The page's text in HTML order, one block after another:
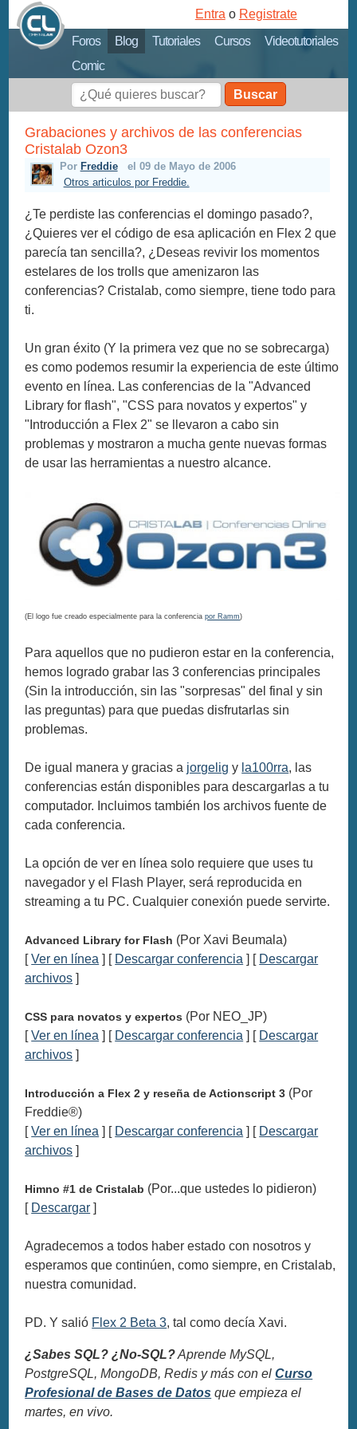
Foros Blog Tutoriales Cursos
Videotutoriales
Comic
Entra o Registrate
Buscar
Grabaciones y archivos de las conferencias
Cristalab Ozon3
Por Freddie
el 09 de Mayo de 2006
Otros articulos por Freddie.
¿Te perdiste las conferencias el domingo pasado?,
¿Quieres ver el código de esa aplicación en Flex 2 que
parecía tan sencilla?, ¿Deseas revivir los momentos
estelares de los trolls que amenizaron las
conferencias? Cristalab, como siempre, tiene todo para
ti.
Un gran éxito (Y la primera vez que no se sobrecarga)
es como podemos resumir la experiencia de este último
evento en línea. Las conferencias de la "Advanced
Library for flash", "CSS para novatos y expertos" y
"Introducción a Flex 2" se llevaron a cabo sin
problemas y mostraron a mucha gente nuevas formas
de usar las herramientas a nuestro alcance.
(El logo fue creado especialmente para la conferenciapor Ramm)
Para aquellos que no pudieron estar en la conferencia,
hemos logrado grabar las 3 conferencias principales
(Sin la introducción, sin las "sorpresas" del final y sin
las preguntas) para que puedas disfrutarlas sin
problemas.
De igual manera y gracias a jorgelig y la100rra, las
conferencias están disponibles para descargarlas a tu
computador. Incluimos también los archivos fuente de
cada conferencia.
La opción de ver en línea solo requiere que uses tu
navegador y el Flash Player, será reproducida en
streaming a tu PC. Cualquier conexión puede servirte.
Advanced Library for Flash (Por Xavi Beumala)
[Ver en línea ] [ Descargar conferencia ] [ Descargar
archivos ]
CSS para novatos y expertos (Por NEO_JP)
[Ver en línea ] [ Descargar conferencia ] [ Descargar
archivos ]
Introducción a Flex 2 y reseña de Actionscript 3 (Por
Freddie®)
[Ver en línea ] [ Descargar conferencia ] [ Descargar
archivos ]
Himno #1 de Cristalab (Por...que ustedes lo pidieron)
[ Descargar ]
Agradecemos a todos haber estado con nosotros y
esperamos que continúen, como siempre, en Cristalab,
nuestra comunidad.
PD. Y salió Flex 2 Beta 3, tal como decía Xavi.
¿Sabes SQL? ¿No-SQL?Aprende MySQL,
PostgreSQL, MongoDB, Redis y más con elCurso
Profesional de Bases de Datos que empieza el
martes, en vivo.